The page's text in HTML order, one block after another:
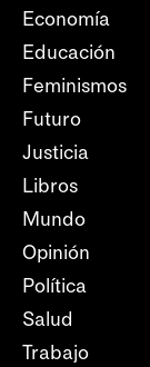
Economía
Educación
Feminismos
Futuro
Justicia
Libros
Mundo
Opinión
Política
Salud
Trabajo